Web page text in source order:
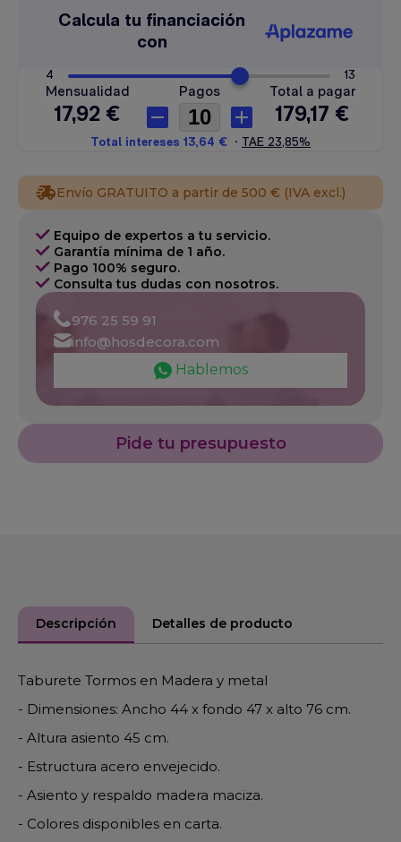
Envío GRATUITO a partir de 500 € (IVA excl.)
Equipo de expertos a tu servicio.
Garantía mínima de 1 año.
Pago 100% seguro.
Consulta tus dudas con nosotros.
976 25 59 91
info@hosdecora.com
Hablemos
Pide tu presupuesto
Descripción Detalles de producto
Taburete Tormos en Madera y metal
- Dimensiones: Ancho 44 x fondo 47 x alto 76 cm.
- Altura asiento 45 cm.
- Estructura acero envejecido.
- Asiento y respaldo madera maciza.
- Colores disponibles en carta.